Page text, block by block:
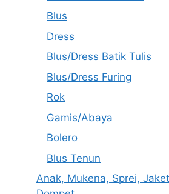
Blus
Dress
Blus/Dress Batik Tulis
Blus/Dress Furing
Rok
Gamis/Abaya
Bolero
Blus Tenun
Anak, Mukena, Sprei,